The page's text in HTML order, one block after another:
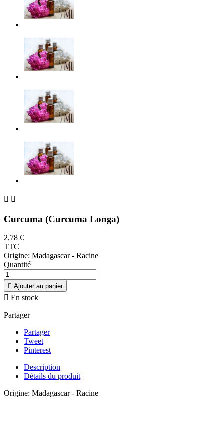
 
Curcuma (Curcuma Longa)
2,78 €
TTC
Origine: Madagascar - Racine
Quantité
 Ajouter au panier
 En stock
Partager
Partager
Tweet
Pinterest
Description
Détails du produit
Origine: Madagascar - Racine